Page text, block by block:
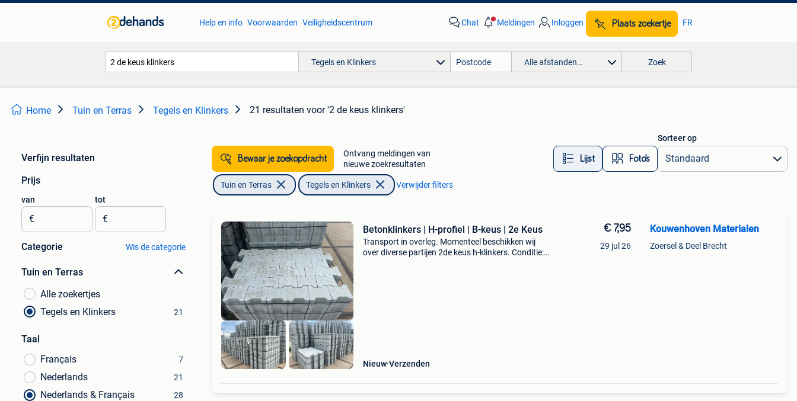
Help en info Voorwaarden Veiligheidscentrum Chat Meldingen Inloggen Plaats zoekertje FR
Tegels en Klinkers Alle afstanden… Zoek
Home Tuin en Terras Tegels en Klinkers 21 resultaten voor '2 de keus klinkers'
Verfijn resultaten
Prijs
van
€
tot
€
Categorie Wis de categorie
Tuin en Terras
Alle zoekertjes
Tegels en Klinkers
21
Taal
Français
7
Nederlands 21
Nederlands & Français 28
Bewaar je zoekopdracht
Ontvang meldingen van
nieuwe zoekresultaten
Lijst Foto’s
Sorteer op
Tuin en Terras Tegels en Klinkers Verwijder filters
Betonklinkers | H-profiel | B-keus | 2e Keus
Transport in overleg. Momenteel beschikken wij
over diverse partijen 2de keus h-klinkers. Conditie:
Nieuw Verzenden
€ 7,95
29 jul 26
Kouwenhoven Materialen
Zoersel & Deel Brecht